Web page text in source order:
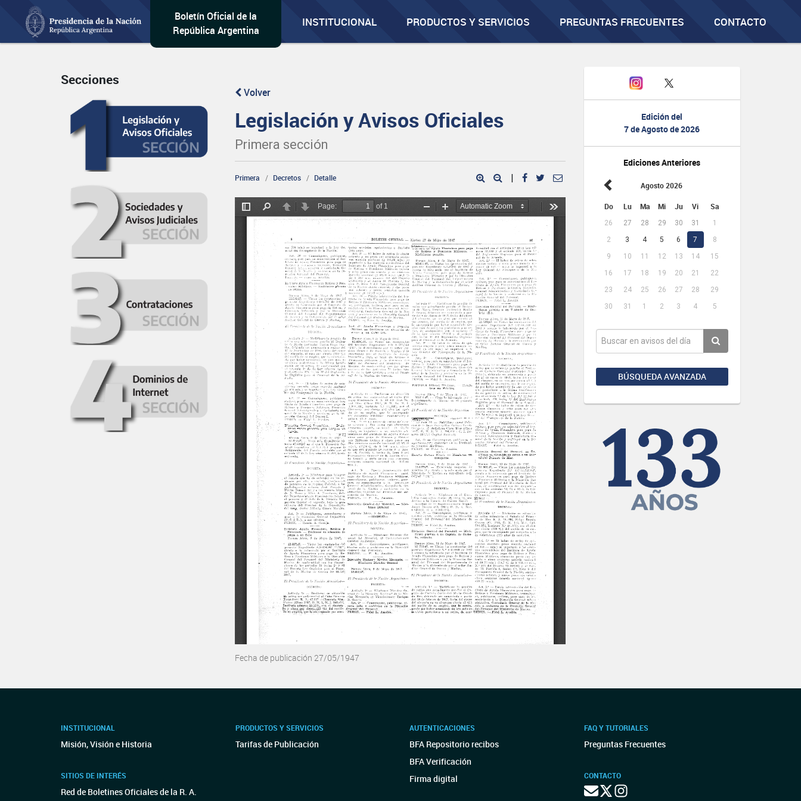
Boletín Oficial de la
República Argentina
INSTITUCIONAL PRODUCTOS Y SERVICIOS PREGUNTAS FRECUENTES CONTACTO
Edición del
7 de Agosto de 2026
Ediciones Anteriores
Agosto 2026
Do Lu Ma Mi Ju Vi Sa
26 27 28 29 30 31
1
2
3 4 5 6 7
8
9
10 11 12 13 14
15
16
17 18 19 20 21
22
23
24 25 26 27 28
29
30
31 1 2 3 4 5
BÚSQUEDA AVANZADA
Secciones
Volver
Legislación y Avisos Oficiales
Primera sección
Primera Decretos Detalle |
Fecha de publicación 27/05/1947
INSTITUCIONAL
Misión, Visión e Historia
SITIOS DE INTERÉS
Red de Boletines Oficiales de la R. A.
PRODUCTOS Y SERVICIOS
Tarifas de Publicación
AUTENTICACIONES
BFA Repositorio recibos
BFA Verificación
Firma digital
FAQ Y TUTORIALES
Preguntas Frecuentes
CONTACTO